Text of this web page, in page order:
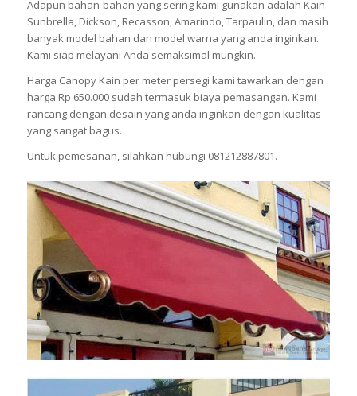
Adapun bahan-bahan yang sering kami gunakan adalah Kain
Sunbrella, Dickson, Recasson, Amarindo, Tarpaulin, dan masih
banyak model bahan dan model warna yang anda inginkan.
Kami siap melayani Anda semaksimal mungkin.
Harga Canopy Kain per meter persegi kami tawarkan dengan
harga Rp 650.000 sudah termasuk biaya pemasangan. Kami
rancang dengan desain yang anda inginkan dengan kualitas
yang sangat bagus.
Untuk pemesanan, silahkan hubungi 081212887801.